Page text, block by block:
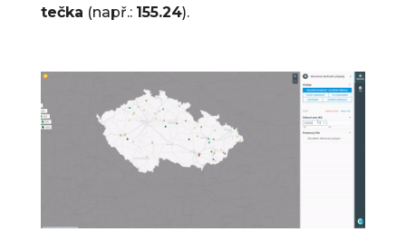
tečka (např.: 155.24).